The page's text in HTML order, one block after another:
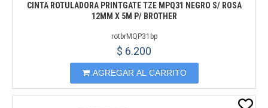
CINTA ROTULADORA PRINTGATE TZE MPQ31 NEGRO S/ ROSA
12MM X 5M P/ BROTHER
rotbrMQP31bp
$ 6.200
AGREGAR AL CARRITO